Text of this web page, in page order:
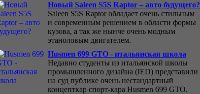
Новый Saleen S5S Raptor – авто будущего?
Saleen S5S Raptor обладает очень стильным
и современным решением в области формы
кузова, а так же нынче очень модным
этаноловым двигателем.
Husmen 699 GTO - итальянская школа
Недавно студенты из итальянской школы
промышленного дизайна (IED) представили
на суд публике очень нестандартный
концепткар спорт-кара Husmen 699 GTO.